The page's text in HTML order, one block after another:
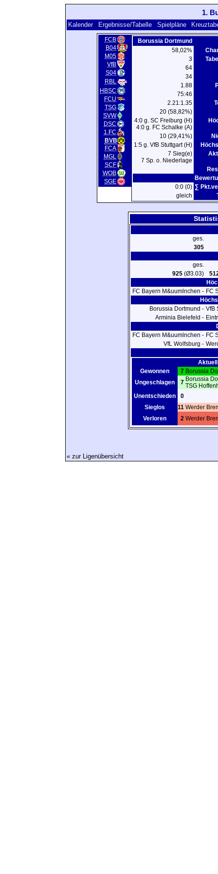
1.
Kalender Ergebnisse/Tabelle Spielpläne
FCB
B04
M05
VfB
S04
RBL
HBSC
FCU
TSG
SVW
DSC
1.FC
BVB
FCA
MGL
SCF
WOB
SGE
Borussia Dortmund
58,02%
3
64
34
1.88
75:46
2.21:1.35
20 (58,82%)
4:0 g. SC Freiburg (H)
4:0 g. FC Schalke (A)
10 (29,41%)
1:5 g. VfB Stuttgart (H)
7 Sieg(e)
7 Sp. o. Niederlage
0:0 (0) ∑
gleich
ges.
305
ges.
925(Ø3.03)
FC Bayern M&uumlnchen - FC
Borussia Dortmund - VfB
Arminia Bielefeld -
FC Bayern M&uumlnchen - FC
VfL Wolfsburg -
Aktuell
Gewonnen
7 Borussia
Ungeschlagen
7 Borussia
TSG
Unentschieden
0
Sieglos
11 Werder
Verloren
2 Werder
« zur Ligenübersicht